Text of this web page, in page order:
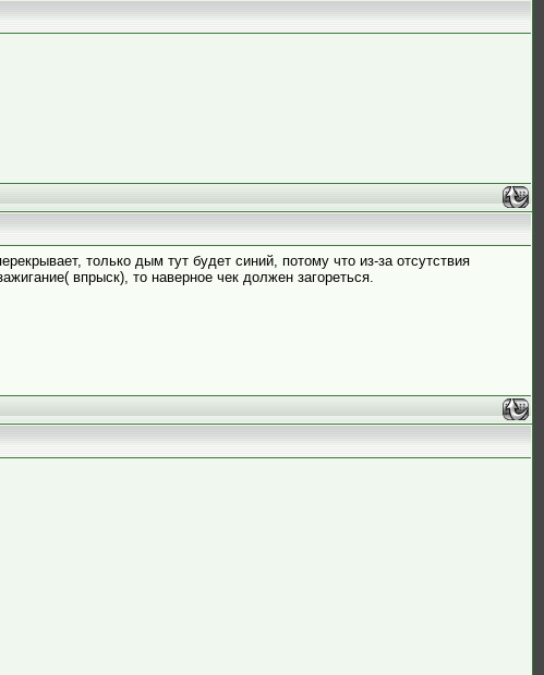
только дым тут будет синий, потому что из-за отсутствия
впрыск), то наверное чек должен загореться.